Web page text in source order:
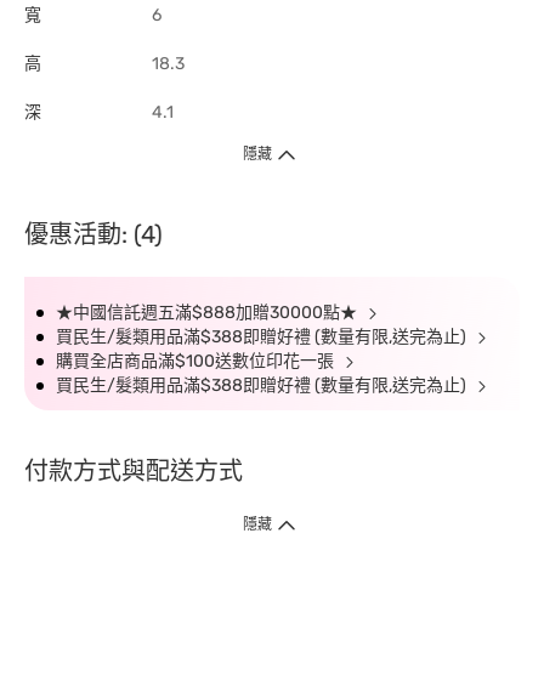
寬 6
高 18.3
深 4.1
隱藏
優惠活動: (4)
★中國信託週五滿$888加贈30000點★
買民生/髮類用品滿$388即贈好禮 (數量有限,送完為止)
購買全店商品滿$100送數位印花一張
買民生/髮類用品滿$388即贈好禮 (數量有限,送完為止)
付款方式與配送方式
隱藏